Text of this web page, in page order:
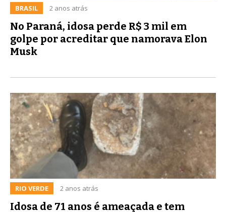
BRASIL 2 anos atrás
No Paraná, idosa perde R$ 3 mil em
golpe por acreditar que namorava Elon
Musk
RIO VERDE 2 anos atrás
Idosa de 71 anos é ameaçada e tem